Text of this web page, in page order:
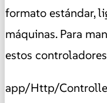
formato estándar,
máquinas. Para
estos
app/Http/